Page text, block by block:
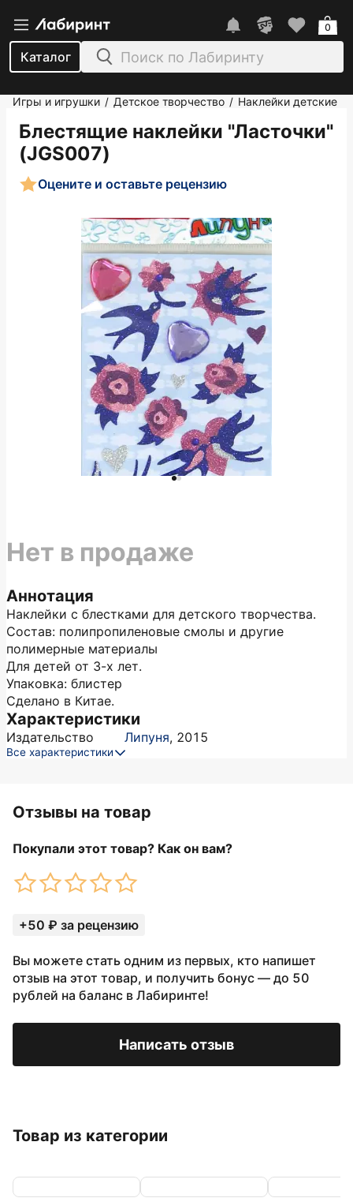
Каталог
0
Игры и игрушки / Детское творчество / Наклейки детские
Блестящие наклейки "Ласточки"
(JGS007)
Оцените и оставьте рецензию
Аннотация
Наклейки с блестками для детского творчества.
Состав: полипропиленовые смолы и другие
полимерные материалы
Для детей от 3-х лет.
Упаковка: блистер
Сделано в Китае.
Характеристики
Издательство Липуня, 2015
Все характеристики
Нет в продаже
Отзывы на товар
Покупали этот товар? Как он вам?
+50 ₽ за рецензию
Вы можете стать одним из первых, кто напишет
отзыв на этот товар, и получить бонус — до 50
рублей на баланс в Лабиринте!
Написать отзыв
Товар из категории